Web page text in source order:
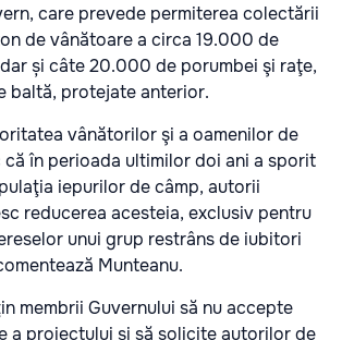
care prevede permiterea colectării
de vânătoare a circa 19.000 de
și câte 20.000 de porumbei şi raţe,
baltă, protejate anterior.
vânătorilor şi a oamenilor de
în perioada ultimilor doi ani a sporit
iepurilor de câmp, autorii
reducerea acesteia, exclusiv pentru
unui grup restrâns de iubitori
Munteanu.
membrii Guvernului să nu accepte
a proiectului şi să solicite autorilor de